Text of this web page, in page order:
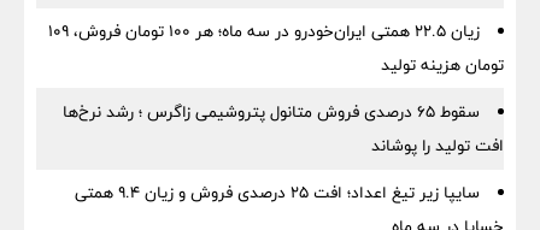
زیان ۲۲.۵ همتی ایران‌خودرو در سه ماه؛ هر ۱۰۰ تومان فروش، ۱۰۹
تومان هزینه تولید
سقوط ۶۵ درصدی فروش متانول پتروشیمی زاگرس ؛ رشد نرخ‌ها
افت تولید را پوشاند
سایپا زیر تیغ اعداد؛ افت ۲۵ درصدی فروش و زیان ۹.۴ همتی